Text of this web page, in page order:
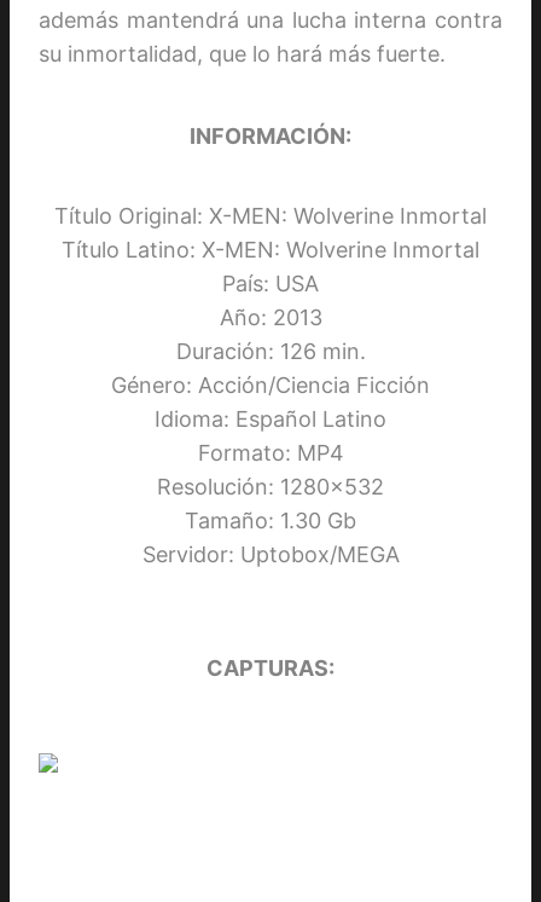
además mantendrá una lucha interna contra
su inmortalidad, que lo hará más fuerte.
INFORMACIÓN:
Título Original: X-MEN: Wolverine Inmortal
Título Latino: X-MEN: Wolverine Inmortal
País: USA
Año: 2013
Duración: 126 min.
Género: Acción/Ciencia Ficción
Idioma: Español Latino
Formato: MP4
Resolución: 1280×532
Tamaño: 1.30 Gb
Servidor: Uptobox/MEGA
CAPTURAS: